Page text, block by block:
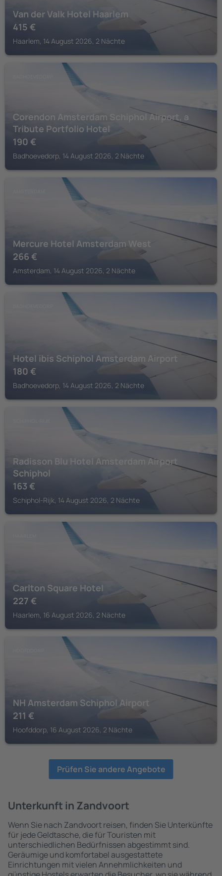
Van der Valk Hotel Haarlem
415 €
Haarlem, 14 August 2026, 2 Nächte
Corendon Amsterdam Schiphol Airport, a
Tribute Portfolio Hotel
190 €
Badhoevedorp, 14 August 2026, 2 Nächte
Mercure Hotel Amsterdam West
266 €
Amsterdam, 14 August 2026, 2 Nächte
Hotel ibis Schiphol Amsterdam Airport
180 €
Badhoevedorp, 14 August 2026, 2 Nächte
Radisson Blu Hotel Amsterdam Airport
Schiphol
163 €
Schiphol-Rijk, 14 August 2026, 2 Nächte
Carlton Square Hotel
227 €
Haarlem, 16 August 2026, 2 Nächte
NH Amsterdam Schiphol Airport
211 €
Hoofddorp, 16 August 2026, 2 Nächte
Prüfen Sie andere Angebote
Unterkunft in Zandvoort
Wenn Sie nach Zandvoort reisen, finden Sie Unterkünfte
für jede Geldtasche, die für Touristen mit
unterschiedlichen Bedürfnissen abgestimmt sind.
Geräumige und komfortabel ausgestattete
Einrichtungen mit vielen Annehmlichkeiten und